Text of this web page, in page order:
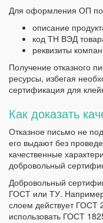
Для оформления ОП
описание
код ТН ВЭД
реквизиты
Получение отказного
ресурсы, избегая
сертификация для
Как доказать
Отказное письмо не
его выдают без
качественные
добровольный
Добровольный
ГОСТ или ТУ.
слоем действует
использовать ГОСТ